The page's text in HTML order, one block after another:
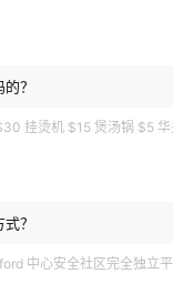
？
煲汤锅 $5 华夫饼机 $5 衣服 $5 雪地靴
？
区完全独立平地出入一室一厅一书房步行5分